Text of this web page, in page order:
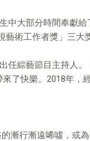
中大部分時間奉獻給
術工作者獎」三大
任綜藝節目主持人
了快樂。2018年，
漸行漸遠唏噓，或